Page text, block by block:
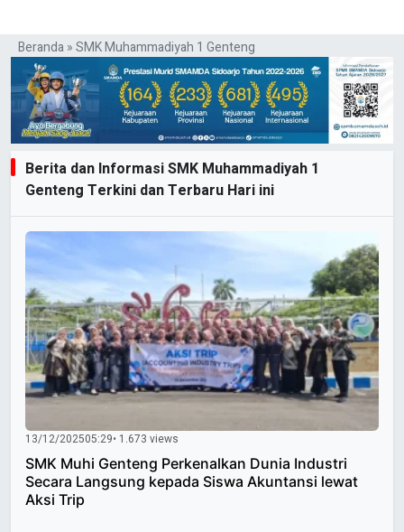
Beranda»SMK Muhammadiyah 1 Genteng
Berita dan Informasi SMK Muhammadiyah 1
Genteng Terkini dan Terbaru Hari ini
13/12/202505:29• 1.673 views
SMK Muhi Genteng Perkenalkan Dunia Industri
Secara Langsung kepada Siswa Akuntansi lewat
Aksi Trip